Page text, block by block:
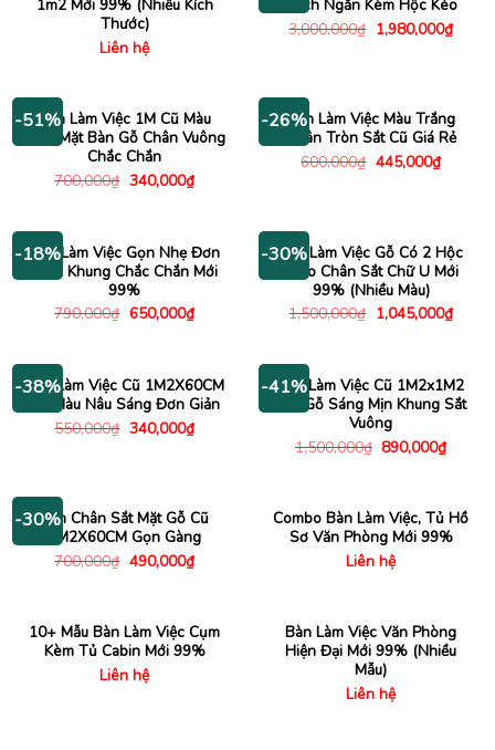
1m2 Mới 99% (Nhiều Kích
Thước)
Liên hệ
Vách Ngăn Kèm Hộc Kéo
3,000,000₫ Giá
gốc
1,980,000₫Giá
hiện
-51%Bàn Làm Việc 1M Cũ Màu
Xám Mặt Bàn Gỗ Chân Vuông
Chắc Chắn
700,000₫ Giá
340,000₫Giá
hiện
340,000₫.
-26%Bàn Làm Việc Màu Trắng
Chân Tròn Sắt Cũ Giá Rẻ
600,000₫ Giá
445,000₫Giá
hiện
-18%
Bàn Làm Việc Gọn Nhẹ Đơn
Giản Khung Chắc Chắn Mới
99%
790,000₫ Giá
650,000₫Giá
hiện
650,000₫.
-30%
Bàn Làm Việc Gỗ Có 2 Hộc
Treo Chân Sắt Chữ U Mới
99% (Nhiều Màu)
1,500,000₫ Giá
gốc
1,045,000₫Giá
hiện
-38%
Bàn Làm Việc Cũ 1M2X60CM
Gỗ Màu Nâu Sáng Đơn Giản
550,000₫ Giá
340,000₫Giá
hiện
-41%
Bàn Làm Việc Cũ 1M2x1M2
Mặt Gỗ Sáng Mịn Khung Sắt
Vuông
1,500,000₫ Giá
890,000₫Giá
hiện
-30%Bàn Chân Sắt Mặt Gỗ Cũ
1M2X60CM Gọn Gàng
700,000₫ Giá
490,000₫Giá
hiện
Combo Bàn Làm Việc, Tủ Hồ
Sơ Văn Phòng Mới 99%
Liên hệ
10+ Mẫu Bàn Làm Việc Cụm
Kèm Tủ Cabin Mới 99%
Liên hệ
Bàn Làm Việc Văn Phòng
Hiện Đại Mới 99% (Nhiều
Mẫu)
Liên hệ